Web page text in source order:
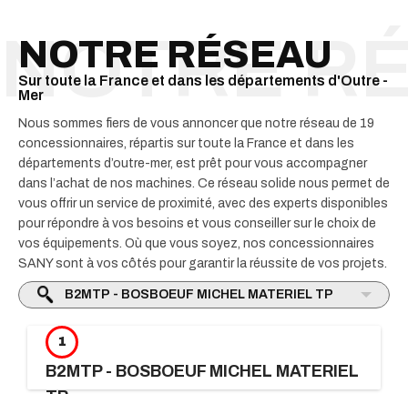
NOTRE RÉSEAU
Sur toute la France et dans les départements d'Outre -
Mer
Nous sommes fiers de vous annoncer que notre réseau de 19
concessionnaires, répartis sur toute la France et dans les
départements d’outre-mer, est prêt pour vous accompagner
dans l’achat de nos machines. Ce réseau solide nous permet de
vous offrir un service de proximité, avec des experts disponibles
pour répondre à vos besoins et vous conseiller sur le choix de
vos équipements. Où que vous soyez, nos concessionnaires
SANY sont à vos côtés pour garantir la réussite de vos projets.
1
B2MTP - BOSBOEUF MICHEL MATERIEL